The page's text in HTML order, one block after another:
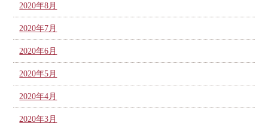
2020年8月
2020年7月
2020年6月
2020年5月
2020年4月
2020年3月